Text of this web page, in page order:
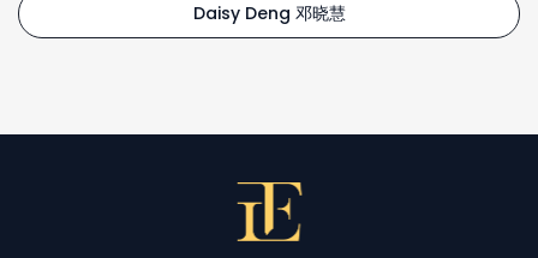
Daisy Deng 邓晓慧